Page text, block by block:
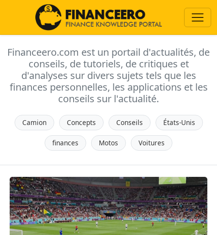
Financeero.com est un portail d'actualités, de
conseils, de tutoriels, de critiques et
d'analyses sur divers sujets tels que les
finances personnelles, les applications et les
conseils sur l'actualité.
Camion Concepts Conseils États-Unis
finances Motos Voitures